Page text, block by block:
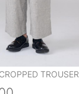
TROUSER